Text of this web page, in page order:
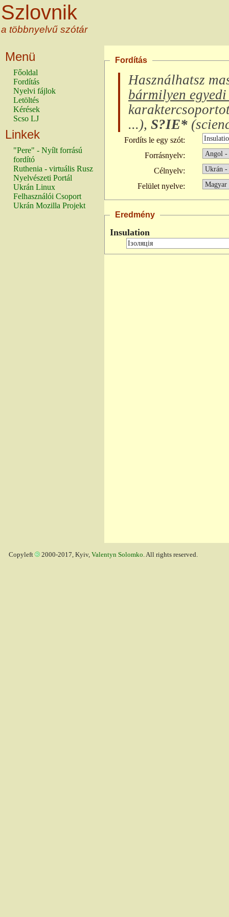
Szlovnik
a többnyelvű szótár
Menü
Főoldal
Fordítás
Nyelvi fájlok
Letöltés
Kérések
Scso LJ
Linkek
"Pere" - Nyílt forrású
fordító
Ruthenia - virtuális Rusz
Nyelvészeti Portál
Ukrán Linux
Felhasználói Csoport
Ukrán Mozilla Projekt
Fordítás
Használhatsz
bármilyen
...), S?IE* (
Fordíts le egy szót:
Forrásnyelv:
Célnyelv:
Felület nyelve:
Eredmény
Insulation
Copyleft 2000-2017, Kyiv, Valentyn Solomko. All rights reserved.